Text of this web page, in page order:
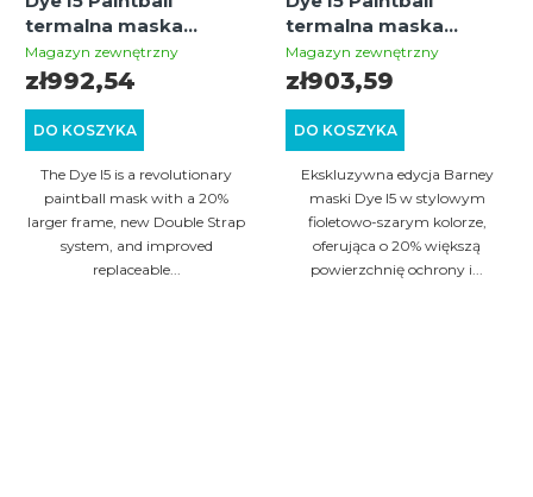
termalna maska
(dymna)
Magazyn zewnętrzny
DO KOSZYKA
zł992,54
The Dye I5 is a revolutionary
paintball mask with a 20%
larger frame, new Double Strap
system, and improved
replaceable...
termalna maska
Barney
(fioletowa/szara)
Magazyn zewnętrzny
DO KOSZYKA
zł903,59
Ekskluzywna edycja Barney
maski Dye I5 w stylowym
fioletowo-szarym kolorze,
oferująca o 20% większą
powierzchnię ochrony i...